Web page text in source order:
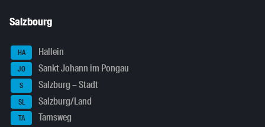
Salzbourg
HA Hallein
JO Sankt Johann im Pongau
S Salzburg – Stadt
SL Salzburg/Land
TA Tamsweg